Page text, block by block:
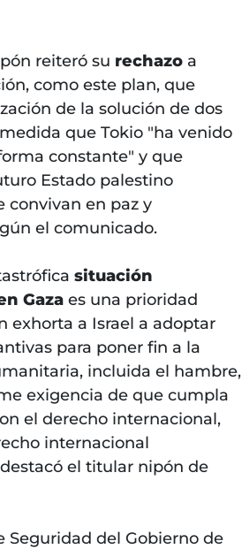
reiteró su rechazo a
como este plan, que
de la solución de dos
que Tokio "ha venido
constante" y que
Estado palestino
convivan en paz y
el comunicado.
situación
Gazaes una prioridad
exhorta a Israel a adoptar
para poner fin a la
incluida el hambre,
exigencia de que cumpla
el derecho internacional,
internacional
el titular nipón de
Seguridad del Gobierno de